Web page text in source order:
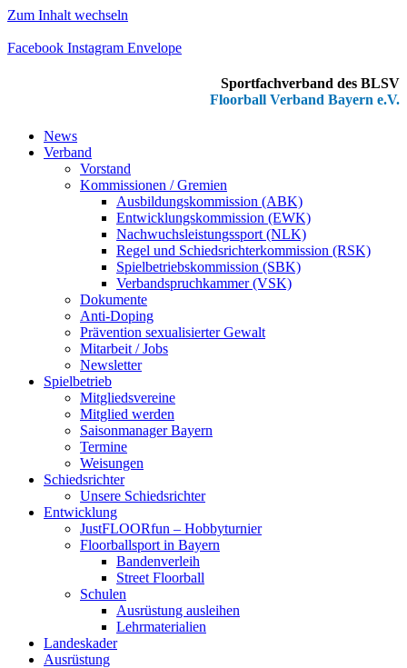
Zum Inhalt wechseln
Facebook Instagram Envelope
Sportfachverband des BLSV
Floorball Verband Bayern e.V.
News
Verband
Vorstand
Kommissionen / Gremien
Ausbildungskommission (ABK)
Entwicklungskommission (EWK)
Nachwuchsleistungssport (NLK)
Regel und Schiedsrichterkommission (RSK)
Spielbetriebskommission (SBK)
Verbandspruchkammer (VSK)
Dokumente
Anti-Doping
Prävention sexualisierter Gewalt
Mitarbeit / Jobs
Newsletter
Spielbetrieb
Mitgliedsvereine
Mitglied werden
Saisonmanager Bayern
Termine
Weisungen
Schiedsrichter
Unsere Schiedsrichter
Entwicklung
JustFLOORfun – Hobbyturnier
Floorballsport in Bayern
Bandenverleih
Street Floorball
Schulen
Ausrüstung ausleihen
Lehrmaterialien
Landeskader
Ausrüstung